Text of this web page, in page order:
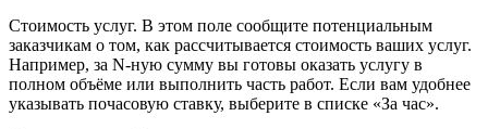
Стоимость услуг. В этом поле сообщите потенциальным
заказчикам о том, как рассчитывается стоимость ваших услуг.
Например, за N-ную сумму вы готовы оказать услугу в
полном объёме или выполнить часть работ. Если вам удобнее
указывать почасовую ставку, выберите в списке «За час».